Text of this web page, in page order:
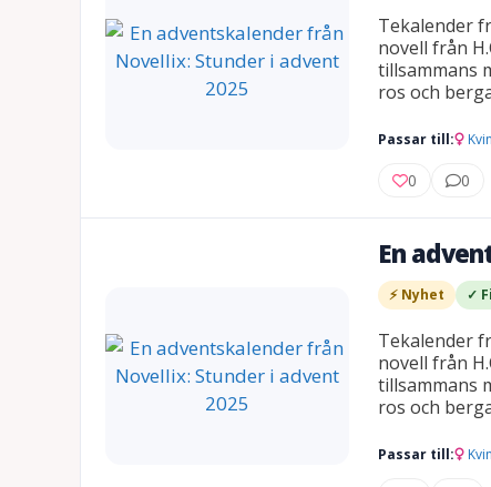
Tekalender
novell från
tillsammans
ros och
Passar till:
0 0
En
⚡ Nyhet ✓
Tekalender
novell från
tillsammans
ros och
Passar till: